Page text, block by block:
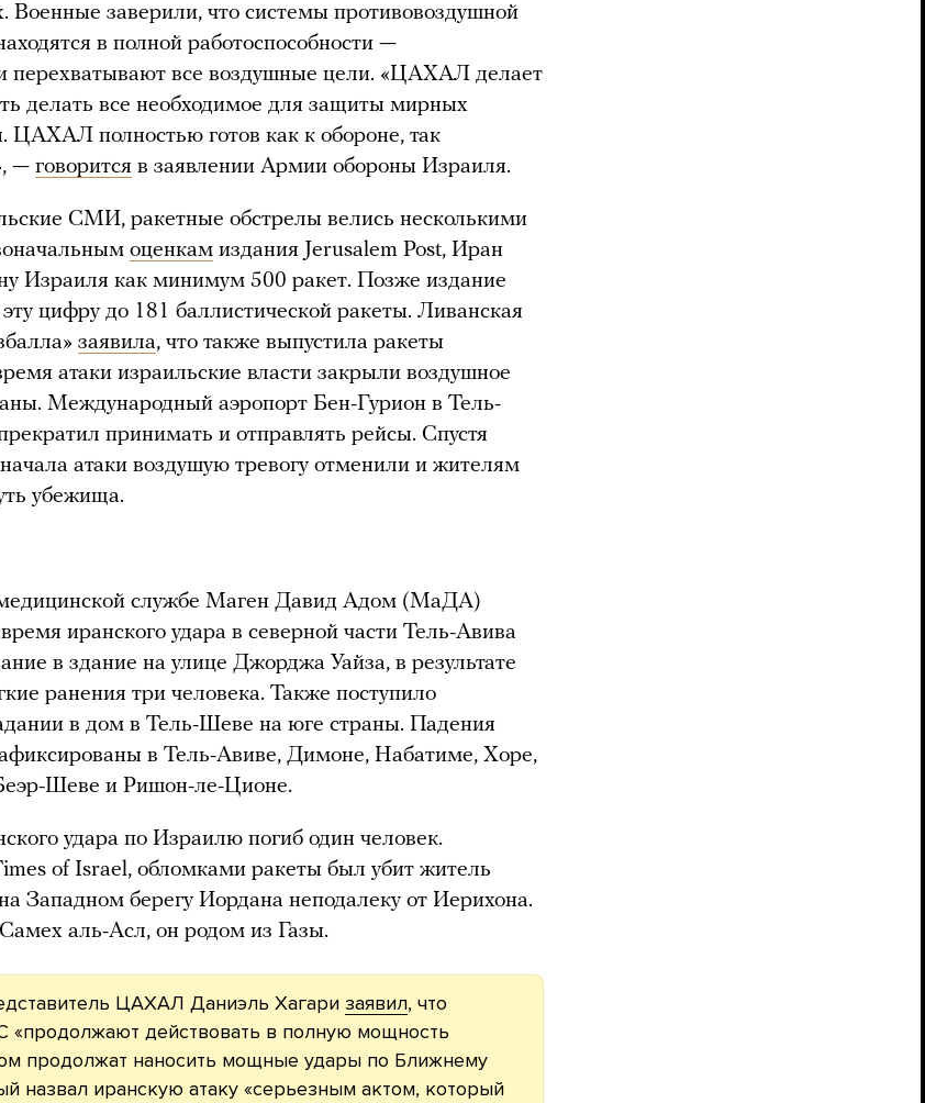
Военные заверили, что системы противовоздушной
в полной работоспособности —
перехватывают все воздушные цели. «ЦАХАЛ делает
делать все необходимое для защиты мирных
ЦАХАЛ полностью готов как к обороне, так
— говорится в заявлении Армии обороны Израиля.
СМИ, ракетные обстрелы велись несколькими
оценкам издания Jerusalem Post, Иран
Израиля как минимум 500 ракет. Позже издание
цифру до 181 баллистической ракеты. Ливанская
заявила, что также выпустила ракеты
атаки израильские власти закрыли воздушное
Международный аэропорт Бен-Гурион в Тель-
принимать и отправлять рейсы. Спустя
атаки воздушую тревогу отменили и жителям
убежища.
службе Маген Давид Адом (МаДА)
иранского удара в северной части Тель-Авива
в здание на улице Джорджа Уайза, в результате
ранения три человека. Также поступило
в дом в Тель-Шеве на юге страны. Падения
в Тель-Авиве, Димоне, Набатиме, Хоре,
Шеве и Ришон-ле-Ционе.
удара по Израилю погиб один человек.
of Israel, обломками ракеты был убит житель
Западном берегу Иордана неподалеку от Иерихона.
аль-Асл, он родом из Газы.
ЦАХАЛ Даниэль Хагари заявил, что
«продолжают действовать в полную мощность
продолжат наносить мощные удары по Ближнему
назвал иранскую атаку «серьезным актом, который